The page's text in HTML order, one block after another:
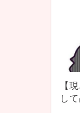
【
し